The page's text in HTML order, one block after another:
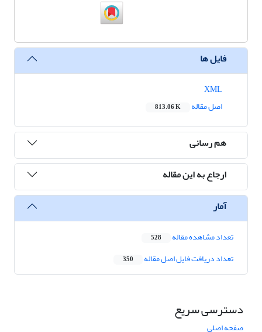
فایل ها
اصل مقاله
813.06 K
هم رسانی
ارجاع به این مقاله
آمار
تعداد مشاهده مقاله 528
تعداد دریافت فایل اصل مقاله 350
دسترسی سریع
صفحه اصلی